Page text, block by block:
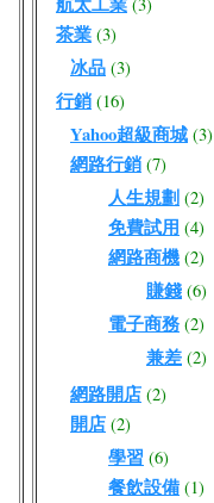
茶業 (3)
冰品 (3)
行銷 (16)
Yahoo超級商城 (3)
網路行銷 (7)
人生規劃 (2)
免費試用 (4)
網路商機 (2)
賺錢 (6)
電子商務 (2)
兼差 (2)
網路開店 (2)
開店 (2)
學習 (6)
餐飲設備 (1)